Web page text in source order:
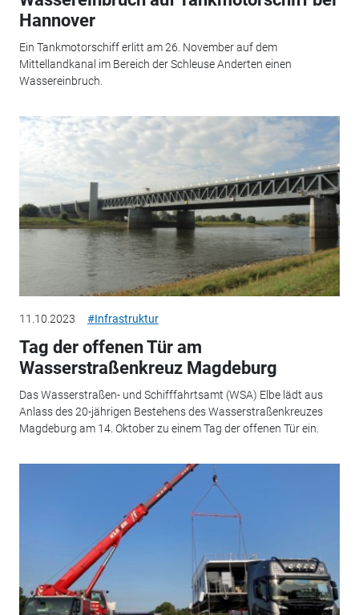
Hannover
Ein Tankmotorschiff erlitt am 26. November auf dem
Mittellandkanal im Bereich der Schleuse Anderten einen
Wassereinbruch.
11.10.2023 #Infrastruktur
Tag der offenen Tür am
Wasserstraßenkreuz Magdeburg
Das Wasserstraßen- und Schifffahrtsamt (WSA) Elbe lädt aus
Anlass des 20-jährigen Bestehens des Wasserstraßenkreuzes
Magdeburg am 14. Oktober zu einem Tag der offenen Tür ein.